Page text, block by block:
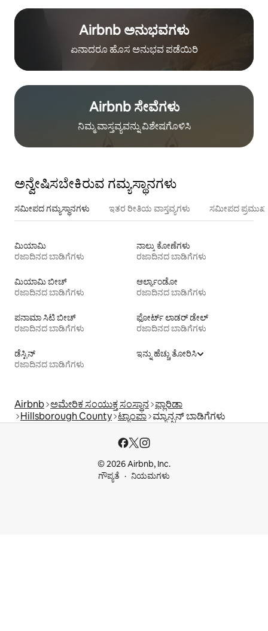
Airbnb ಅನುಭವಗಳು
ಏನಾದರೂ ಹೊಸ ಅನುಭವ ಪಡೆಯಿರಿ
Airbnb ಸೇವೆಗಳು
ನಿಮ್ಮ ವಾಸ್ತವ್ಯವನ್ನು ವಿಶೇಷಗೊಳಿಸಿ
ಅನ್ವೇಷಿಸಬೇಕಿರುವ ಗಮ್ಯಸ್ಥಾನಗಳು
ಸಮೀಪದ ಗಮ್ಯಸ್ಥಾನಗಳು ಇತರ ರೀತಿಯ ವಾಸ್ತವ್ಯಗಳು ಸಮೀಪದ ಪ್ರಮುಖ
ಮಿಯಾಮಿ
ರಜಾದಿನದ ಬಾಡಿಗೆಗಳು
ನಾಲ್ಕು ಕೋಣೆಗಳು
ರಜಾದಿನದ ಬಾಡಿಗೆಗಳು
ಮಿಯಾಮಿ ಬೀಚ್
ರಜಾದಿನದ ಬಾಡಿಗೆಗಳು
ಆರ್ಲ್ಯಾಂಡೋ
ರಜಾದಿನದ ಬಾಡಿಗೆಗಳು
ಪನಾಮಾ ಸಿಟಿ ಬೀಚ್
ರಜಾದಿನದ ಬಾಡಿಗೆಗಳು
ಫೋರ್ಟ್ ಲಾಡರ್ ಡೇಲ್
ರಜಾದಿನದ ಬಾಡಿಗೆಗಳು
ಡೆಸ್ಟಿನ್
ರಜಾದಿನದ ಬಾಡಿಗೆಗಳು
ಇನ್ನು ಹೆಚ್ಚು ತೋರಿಸಿ
Airbnb ಅಮೇರಿಕ ಸಂಯುಕ್ತ ಸಂಸ್ಥಾನ ಫ್ಲಾರಿಡಾ
Hillsborough County ಟ್ಯಾಂಪಾ ಮ್ಯಾನ್ಷನ್‌ ಬಾಡಿಗೆಗಳು
© 2026 Airbnb, Inc.
ಗೌಪ್ಯತೆ
ನಿಯಮಗಳು